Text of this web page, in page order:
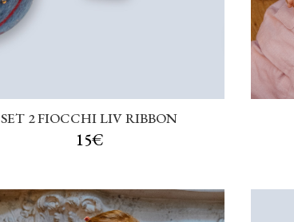
SET 2 FIOCCHI LIV RIBBON
15€